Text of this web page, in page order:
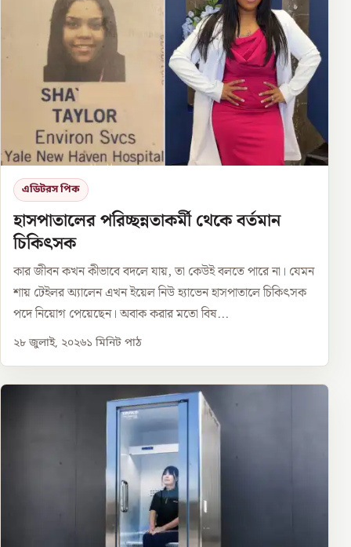
এডিটরস পিক
হাসপাতালের পরিচ্ছন্নতাকর্মী থেকে বর্তমান
চিকিৎসক
কার জীবন কখন কীভাবে বদলে যায়, তা কেউই বলতে পারে না। যেমন
শায় টেইলর অ্যালেন এখন ইয়েল নিউ হ্যাভেন হাসপাতালে চিকিৎসক
পদে নিয়োগ পেয়েছেন। অবাক করার মতো বিষ...
২৮ জুলাই, ২০২৬১ মিনিট পাঠ